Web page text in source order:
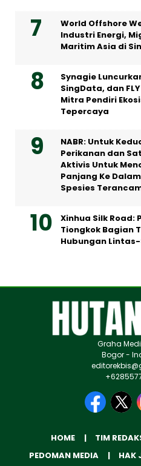
World Offshore
Industri Energi,
Maritim Asia di
Synagie
SingData, dan
Mitra Pendiri
Tepercaya
NABR: Untuk
Perikanan dan
Aktivis Untuk
Panjang Ke
Spesies
Xinhua Silk Road:
Tiongkok Bagian
Hubungan
Graha
Bogor -
HOME TIM
PEDOMAN MEDIA
HAK